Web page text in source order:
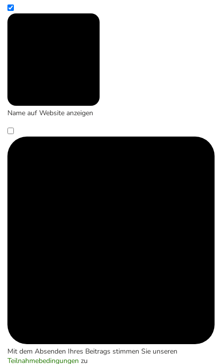
Name auf Website anzeigen
Mit dem Absenden Ihres Beitrags stimmen Sie unseren
Teilnahmebedingungen zu